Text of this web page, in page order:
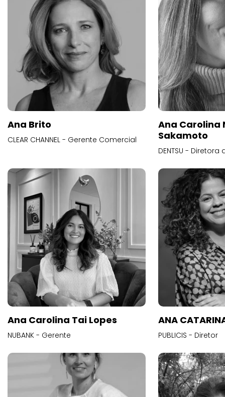
Ana Brito
CLEAR CHANNEL - Gerente Comercial
Ana Carolina
Sakamoto
DENTSU -
Ana Carolina Tai Lopes
NUBANK - Gerente
ANA
PUBLICIS - Diretor